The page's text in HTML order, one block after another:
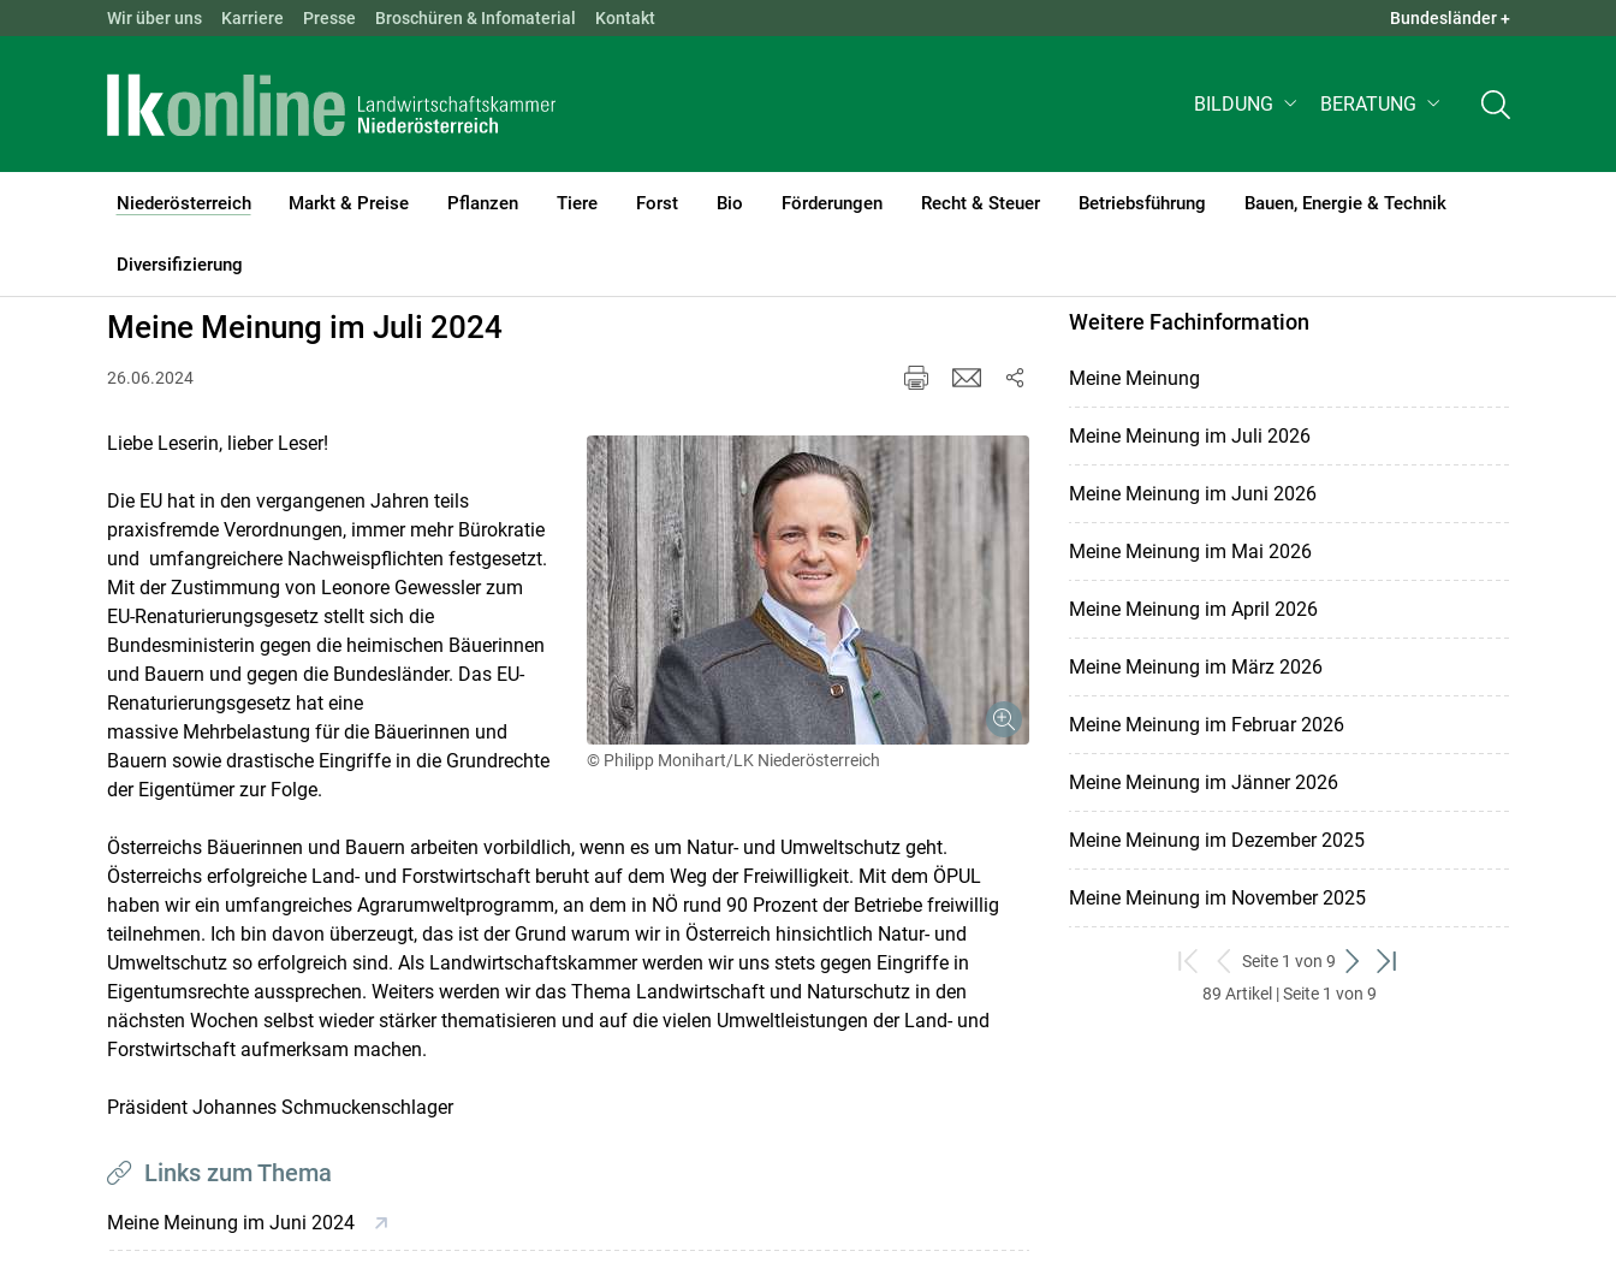
Landwirtschaftskammern: ÖSTERREICH BGLD KTN NÖ OÖ SBG QUICK LINKS +
Wir über uns Karriere Presse Broschüren & Infomaterial Kontakt Bundesländer +
BILDUNG BERATUNG
Niederösterreich
(current)1
Markt & Preise Pflanzen Tiere Forst Bio Förderungen Recht & Steuer Betriebsführung Bauen, Energie & Technik
Diversifizierung
LK Niederösterreich
Meine Meinung im Juli 2024
26.06.2024
© Philipp Monihart/LK Niederösterreich
Liebe Leserin, lieber Leser!
Die EU hat in den vergangenen Jahren teils
praxisfremde Verordnungen, immer mehr Bürokratie
und umfangreichere Nachweispflichten festgesetzt.
Mit der Zustimmung von Leonore Gewessler zum
EU-Renaturierungsgesetz stellt sich die
Bundesministerin gegen die heimischen Bäuerinnen
und Bauern und gegen die Bundesländer. Das EU-
Renaturierungsgesetz hat eine
massive Mehrbelastung für die Bäuerinnen und
Bauern sowie drastische Eingriffe in die Grundrechte
der Eigentümer zur Folge.
Österreichs Bäuerinnen und Bauern arbeiten vorbildlich, wenn es um Natur- und Umweltschutz geht.
Österreichs erfolgreiche Land- und Forstwirtschaft beruht auf dem Weg der Freiwilligkeit. Mit dem ÖPUL
haben wir ein umfangreiches Agrarumweltprogramm, an dem in NÖ rund 90 Prozent der Betriebe freiwillig
teilnehmen. Ich bin davon überzeugt, das ist der Grund warum wir in Österreich hinsichtlich Natur- und
Umweltschutz so erfolgreich sind. Als Landwirtschaftskammer werden wir uns stets gegen Eingriffe in
Eigentumsrechte aussprechen. Weiters werden wir das Thema Landwirtschaft und Naturschutz in den
nächsten Wochen selbst wieder stärker thematisieren und auf die vielen Umweltleistungen der Land- und
Forstwirtschaft aufmerksam machen.
Präsident Johannes Schmuckenschlager
Links zum Thema
Meine Meinung im Juni 2024
Weitere Fachinformation
Meine Meinung
Meine Meinung im Juli 2026
Meine Meinung im Juni 2026
Meine Meinung im Mai 2026
Meine Meinung im April 2026
Meine Meinung im März 2026
Meine Meinung im Februar 2026
Meine Meinung im Jänner 2026
Meine Meinung im Dezember 2025
Meine Meinung im November 2025
zum
ersten
zurück
zum
Seite 1 von 9
weiter
zum
zum
89 Artikel | Seite 1 von 9